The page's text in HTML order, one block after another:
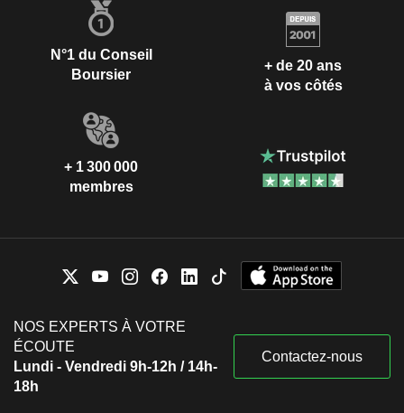
N°1 du Conseil
Boursier
+ de 20 ans
à vos côtés
+ 1 300 000
membres
NOS EXPERTS À VOTRE
ÉCOUTE
Lundi - Vendredi 9h-12h / 14h-
18h
Contactez-nous